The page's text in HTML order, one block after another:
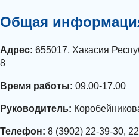
Общая
Адрес: 655017, Хакасия
8
Время работы: 09.00-17.00
Руководитель:
Телефон: 8 (3902) 22-39-30,